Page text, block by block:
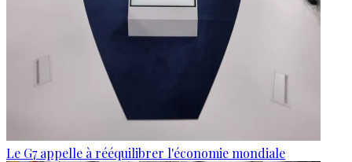
Le G7 appelle à rééquilibrer l'économie mondiale